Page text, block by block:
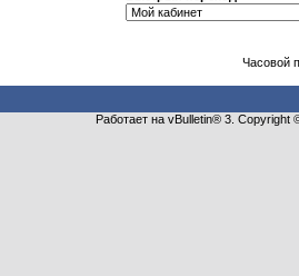
Часовой
Работает на vBulletin® 3.